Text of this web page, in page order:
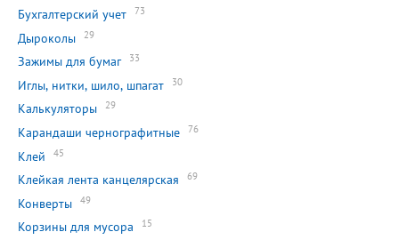
Бухгалтерский учет 73
Дыроколы 29
Зажимы для бумаг 33
Иглы, нитки, шило, шпагат 30
Калькуляторы 29
Карандаши чернографитные 76
Клей 45
Клейкая лента канцелярская 69
Конверты 49
Корзины для мусора 15